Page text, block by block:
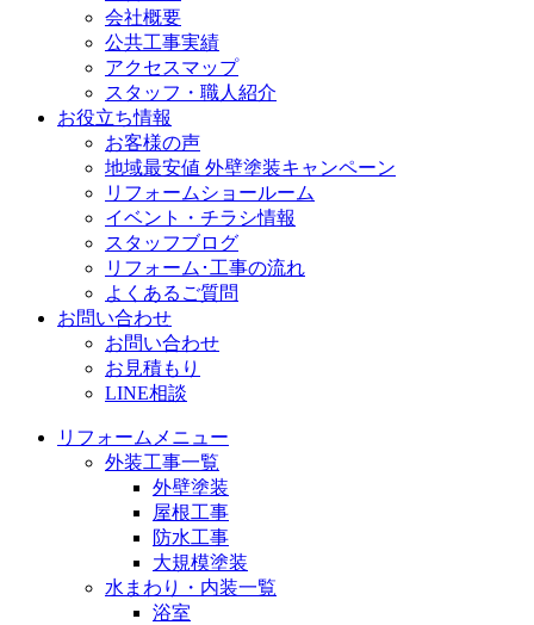
会社概要
公共工事実績
アクセスマップ
スタッフ・職人紹介
お役立ち情報
お客様の声
地域最安値 外壁塗装キャンペーン
リフォームショールーム
イベント・チラシ情報
スタッフブログ
リフォーム･工事の流れ
よくあるご質問
お問い合わせ
お問い合わせ
お見積もり
LINE相談
リフォームメニュー
外装工事一覧
外壁塗装
屋根工事
防水工事
大規模塗装
水まわり・内装一覧
浴室